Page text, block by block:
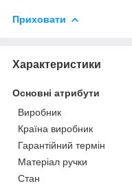
Приховати
Характеристики
Основні атрибути
Виробник
Країна виробник
Гарантійний термін
Матеріал ручки
Стан